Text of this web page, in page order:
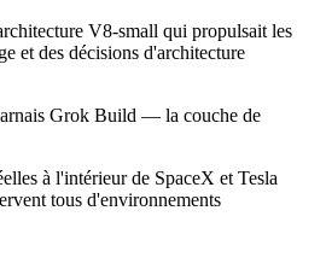
V8-small qui propulsait les
et des décisions d'architecture
Grok Build — la couche de
à l'intérieur de SpaceX et Tesla
tous d'environnements